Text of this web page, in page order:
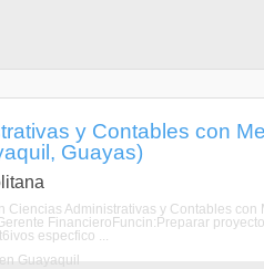
y Contables con
Guayas)
Ciencias Administrativas y Contables
FinancieroFuncin:Preparar
especfico ...
Guayaquil